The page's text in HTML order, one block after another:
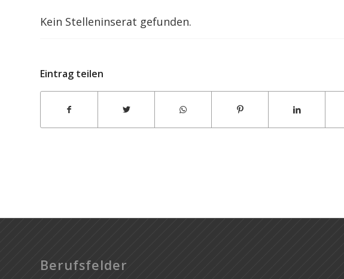
Kein Stelleninserat gefunden.
Eintrag teilen
Berufsfelder